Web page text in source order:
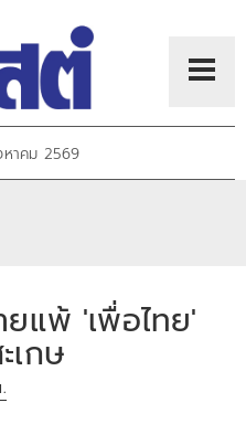
าคม 2569
ยแพ้ 'เพื่อไทย'
เกษ